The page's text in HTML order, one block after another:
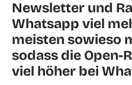
Newsletter und
Whatsapp viel
meisten sowieso
sodass die Open-
viel höher bei